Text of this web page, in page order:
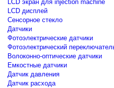
LCD экран для injection machine
LCD дисплей
Сенсорное стекло
Датчики
Фотоэлектрические датчики
Фотоэлектрический
Волоконно-оптические датчики
Емкостные датчики
Датчик давления
Датчик расхода